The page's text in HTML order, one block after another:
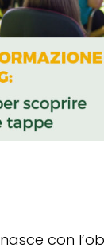
nasce con